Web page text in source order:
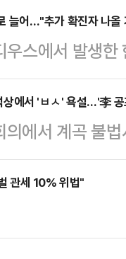
사일 공격을 받
종전 협상에 근
…
면서 존재감을
에서 조 후보가
른바 '조작기
후보는 더불
는 계획이다. 아
늘어…"추가 확진자 나올
스에서 발생
고 AP통신이
사무총장
을 포함한 8건
건은 의심 사례
날 2건이 추
데스 바…
상에서 'ㅂㅅ' 욕설…'李
의에서 계곡 불
하는 것이 아니
령을 향해 "온
다"고 지적했
관세 10% 위법"